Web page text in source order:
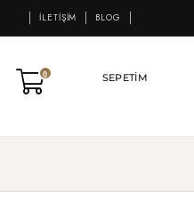
İLETIŞIM BLOG
SEPETIM
0